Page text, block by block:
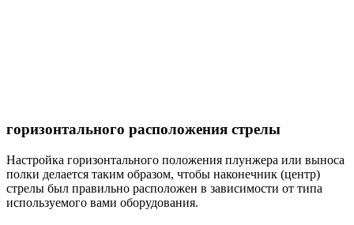
горизонтального расположения стрелы
Настройка горизонтального положения плунжера или выноса
полки делается таким образом, чтобы наконечник (центр)
стрелы был правильно расположен в зависимости от типа
используемого вами оборудования.